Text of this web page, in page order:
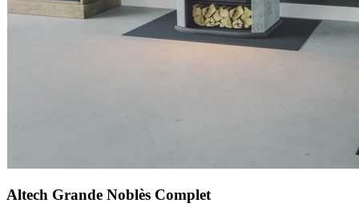
Altech Grande Noblès Complet